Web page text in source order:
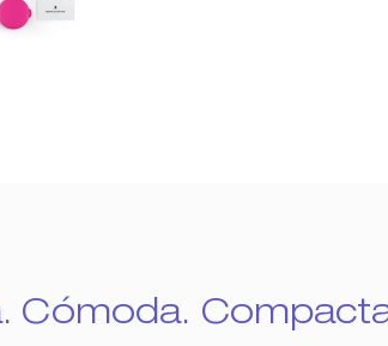
Cómoda.